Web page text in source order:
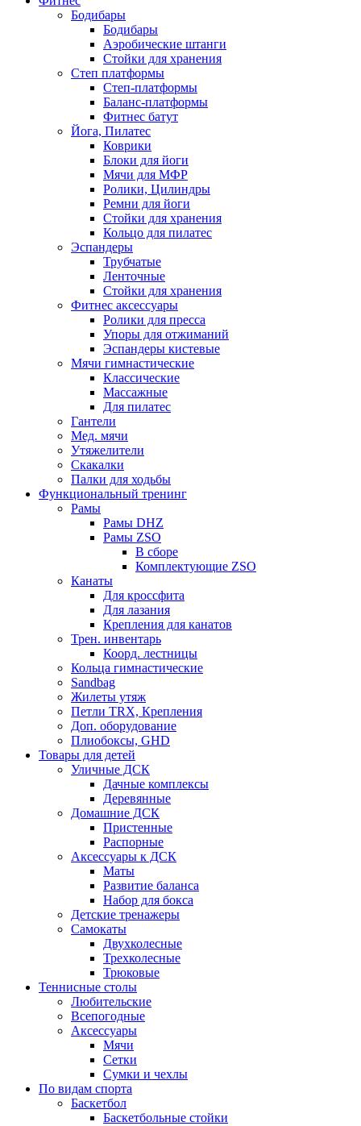
Бодибары
Бодибары
Аэробические штанги
Стойки для хранения
Степ платформы
Степ-платформы
Баланс-платформы
Фитнес батут
Йога, Пилатес
Коврики
Блоки для йоги
Мячи для МФР
Ролики, Цилиндры
Ремни для йоги
Стойки для хранения
Кольцо для пилатес
Эспандеры
Трубчатые
Ленточные
Стойки для хранения
Фитнес аксессуары
Ролики для пресса
Упоры для отжиманий
Эспандеры кистевые
Мячи гимнастические
Классические
Массажные
Для пилатес
Гантели
Мед. мячи
Утяжелители
Скакалки
Палки для ходьбы
Функциональный тренинг
Рамы
Рамы DHZ
Рамы ZSO
В сборе
Комплектующие ZSO
Канаты
Для кроссфита
Для лазания
Крепления для канатов
Трен. инвентарь
Коорд. лестницы
Кольца гимнастические
Sandbag
Жилеты утяж
Петли TRX, Крепления
Доп. оборудование
Плиобоксы, GHD
Товары для детей
Уличные ДСК
Дачные комплексы
Деревянные
Домашние ДСК
Пристенные
Распорные
Аксесcуары к ДСК
Маты
Развитие баланса
Набор для бокса
Детские тренажеры
Самокаты
Двухколесные
Трехколесные
Трюковые
Теннисные столы
Любительские
Всепогодные
Аксессуары
Мячи
Сетки
Сумки и чехлы
По видам спорта
Баскетбол
Баскетбольные стойки